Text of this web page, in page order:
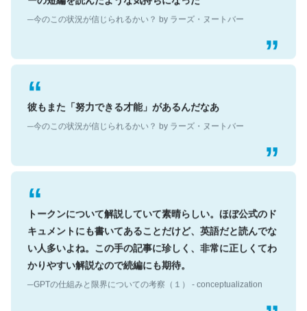
─今のこの状況が信じられるかい？ by ラーズ・ヌートバー
彼もまた「努力できる才能」があるんだなあ
─今のこの状況が信じられるかい？ by ラーズ・ヌートバー
トークンについて解説していて素晴らしい。ほぼ公式のド
キュメントにも書いてあることだけど、英語だと読んでな
い人多いよね。この手の記事に珍しく、非常に正しくてわ
かりやすい解説なので続編にも期待。
─GPTの仕組みと限界についての考察（１） - conceptualization